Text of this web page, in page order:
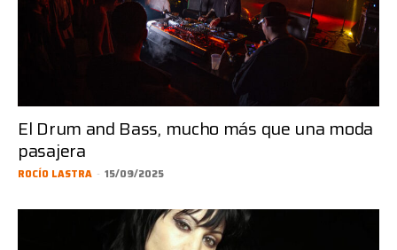
El Drum and Bass, mucho más que una moda
pasajera
ROCÍO LASTRA - 15/09/2025